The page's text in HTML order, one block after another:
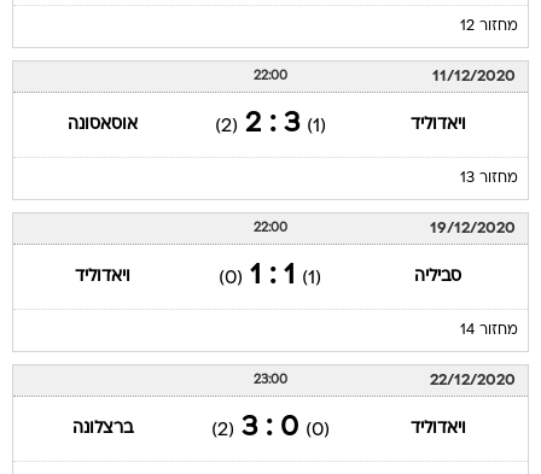
מחזור 12
11/12/2020
22:00
ויאדוליד (1)
3 : 2
(2) אוסאסונה
מחזור 13
19/12/2020
22:00
סביליה (1)
1 : 1
(0) ויאדוליד
מחזור 14
22/12/2020
23:00
ויאדוליד (0)
0 : 3
(2) ברצלונה